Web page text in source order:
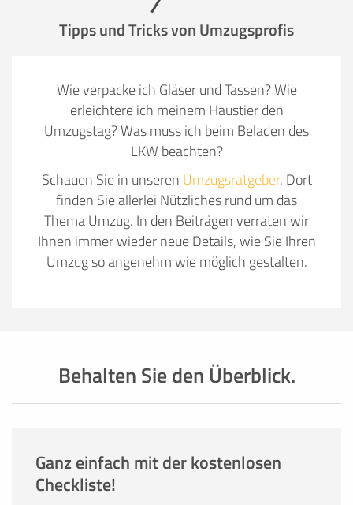
Tipps und Tricks von Umzugsprofis
Wie verpacke ich Gläser und Tassen? Wie
erleichtere ich meinem Haustier den
Umzugstag? Was muss ich beim Beladen des
LKW beachten?
Schauen Sie in unseren Umzugsratgeber. Dort
finden Sie allerlei Nützliches rund um das
Thema Umzug. In den Beiträgen verraten wir
Ihnen immer wieder neue Details, wie Sie Ihren
Umzug so angenehm wie möglich gestalten.
Behalten Sie den Überblick.
Ganz einfach mit der kostenlosen
Checkliste!